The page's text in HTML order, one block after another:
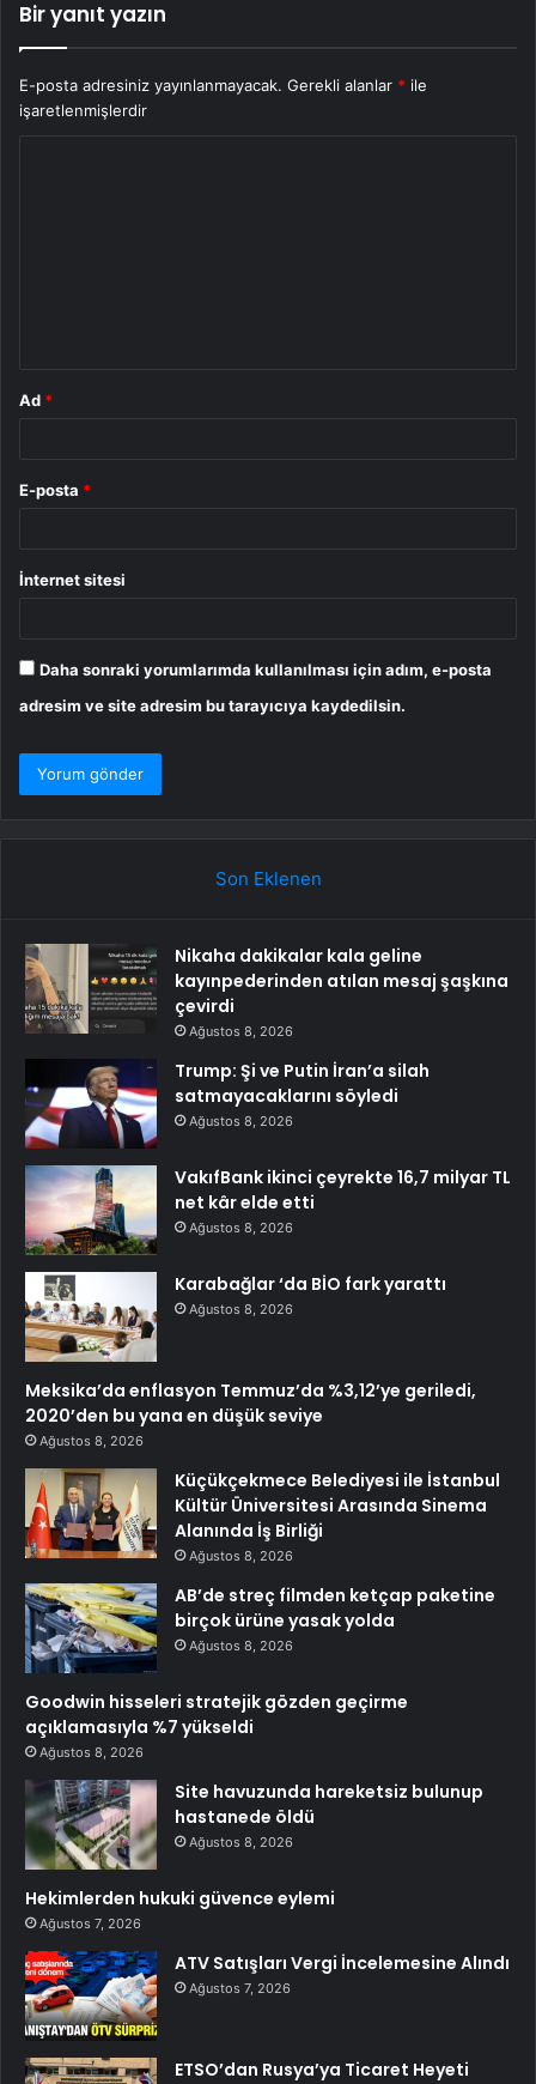
Bir yanıt yazın
E-posta adresiniz yayınlanmayacak. Gerekli alanlar * ile
işaretlenmişlerdir
Ad *
E-posta *
İnternet sitesi
Daha sonraki yorumlarımda kullanılması için adım, e-posta
adresim ve site adresim bu tarayıcıya kaydedilsin.
Son Eklenen
Nikaha dakikalar kala geline
kayınpederinden atılan mesaj şaşkına
çevirdi
Ağustos 8, 2026
Trump: Şi ve Putin İran’a silah
satmayacaklarını söyledi
Ağustos 8, 2026
VakıfBank ikinci çeyrekte 16,7 milyar TL
net kâr elde etti
Ağustos 8, 2026
Karabağlar ‘da BİO fark yarattı
Ağustos 8, 2026
Meksika’da enflasyon Temmuz’da %3,12’ye geriledi,
2020’den bu yana en düşük seviye
Ağustos 8, 2026
Küçükçekmece Belediyesi ile İstanbul
Kültür Üniversitesi Arasında Sinema
Alanında İş Birliği
Ağustos 8, 2026
AB’de streç filmden ketçap paketine
birçok ürüne yasak yolda
Ağustos 8, 2026
Goodwin hisseleri stratejik gözden geçirme
açıklamasıyla %7 yükseldi
Ağustos 8, 2026
Site havuzunda hareketsiz bulunup
hastanede öldü
Ağustos 8, 2026
Hekimlerden hukuki güvence eylemi
Ağustos 7, 2026
ATV Satışları Vergi İncelemesine Alındı
Ağustos 7, 2026
ETSO’dan Rusya’ya Ticaret Heyeti